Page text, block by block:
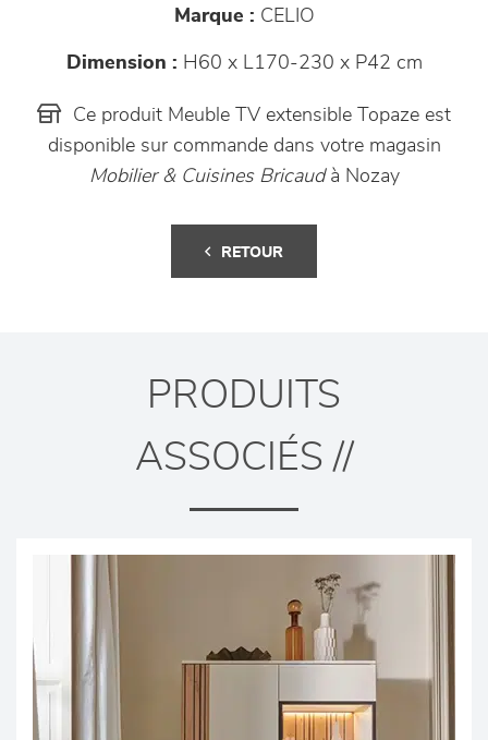
Marque : CELIO
Dimension : H60 x L170-230 x P42 cm
Ce produit Meuble TV extensible Topaze est
disponible sur commande dans votre magasin
Mobilier & Cuisines Bricaudà Nozay
RETOUR
PRODUITS
ASSOCIÉS //